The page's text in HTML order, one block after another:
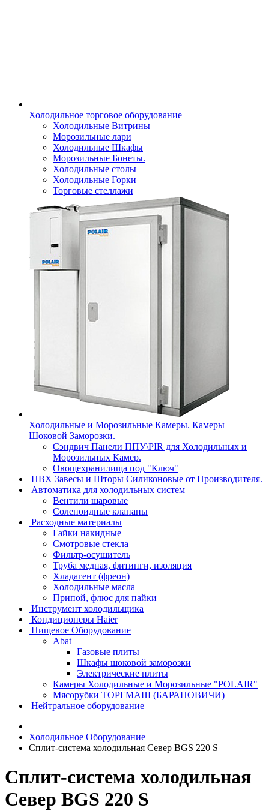
Холодильное торговое оборудование
Холодильные Витрины
Морозильные лари
Холодильные Шкафы
Морозильные Бонеты.
Холодильные столы
Холодильные Горки
Торговые стеллажи
Холодильные и Морозильные Камеры. Камеры
Шоковой Заморозки.
Сэндвич Панели ППУ\PIR для Холодильных и
Морозильных Камер.
Овощехранилища под "Ключ"
ПВХ Завесы и Шторы Силиконовые от Производителя.
Автоматика для холодильных систем
Вентили шаровые
Соленоидные клапаны
Расходные материалы
Гайки накидные
Смотровые стекла
Фильтр-осушитель
Труба медная, фитинги, изоляция
Хладагент (фреон)
Холодильные масла
Припой, флюс для пайки
Инструмент холодильщика
Кондиционеры Haier
Пищевое Оборудование
Abat
Газовые плиты
Шкафы шоковой заморозки
Электрические плиты
Камеры Холодильные и Морозильные "POLAIR"
Мясорубки ТОРГМАШ (БАРАНОВИЧИ)
Нейтральное оборудование
Холодильное Оборудование
Сплит-система холодильная Север BGS 220 S
Сплит-система холодильная
Север BGS 220 S